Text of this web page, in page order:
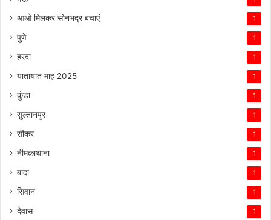
आओ मिलकर सोनभद्र बचाएं 1
पुणे 1
हरदा 1
यातायात माह 2025 1
कुंडा 1
सुल्तानपुर 1
सीकर 1
नीमकाथाना 1
बांदा 1
सिवान 1
देवास 1